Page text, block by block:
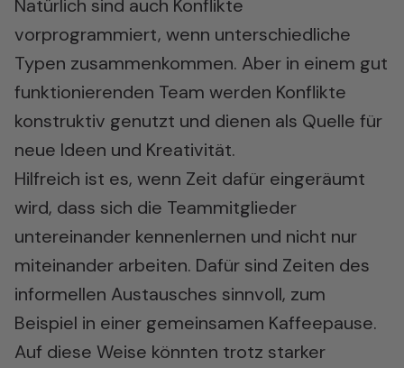
Natürlich sind auch Konflikte
vorprogrammiert, wenn unterschiedliche
Typen zusammenkommen. Aber in einem gut
funktionierenden Team werden Konflikte
konstruktiv genutzt und dienen als Quelle für
neue Ideen und Kreativität.
Hilfreich ist es, wenn Zeit dafür eingeräumt
wird, dass sich die Teammitglieder
untereinander kennenlernen und nicht nur
miteinander arbeiten. Dafür sind Zeiten des
informellen Austausches sinnvoll, zum
Beispiel in einer gemeinsamen Kaffeepause.
Auf diese Weise könnten trotz starker